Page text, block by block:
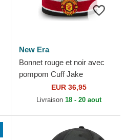
New Era
Bonnet rouge et noir avec
pompom Cuff Jake
Manchester United Football
Club Premier League New
EUR 36,95
Livraison 18 - 20 aout